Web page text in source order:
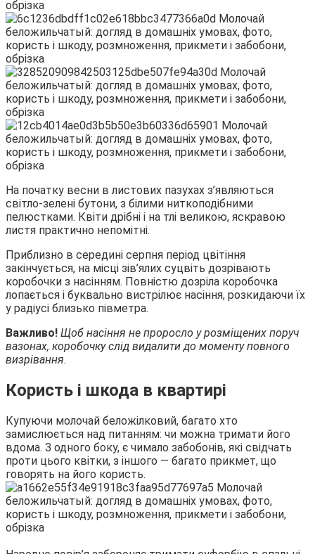
На початку весни в листових пазухах з’являються
світло-зелені бутони, з білими ниткоподібними
пелюстками. Квіти дрібні і на тлі великою, яскравою
листя практично непомітні.
Приблизно в середині серпня період цвітіння
закінчується, на місці зів’ялих суцвіть дозрівають
коробочки з насінням. Повністю дозріла коробочка
лопається і буквально вистрілює насіння, розкидаючи їх
у радіусі близько півметра.
Важливо! Щоб насіння не проросло у розміщених поруч
вазонах, коробочку слід видалити до моменту повного
визрівання.
Користь і шкода в квартирі
Купуючи молочай беложілковий, багато хто
замислюється над питанням: чи можна тримати його
вдома. З одного боку, є чимало забобонів, які свідчать
проти цього квітки, з іншого — багато прикмет, що
говорять на його користь.